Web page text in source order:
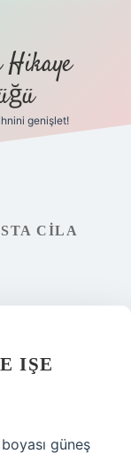
Hikaye
genişlet!
CILA
IŞE
güneş